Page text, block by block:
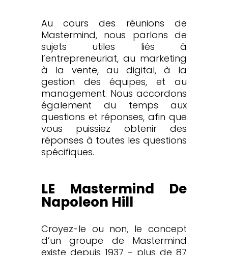
Au cours des réunions de
Mastermind, nous parlons de
sujets utiles liés à
l’entrepreneuriat, au marketing
à la vente, au digital, à la
gestion des équipes, et au
management. Nous accordons
également du temps aux
questions et réponses, afin que
vous puissiez obtenir des
réponses à toutes les questions
spécifiques.
LE Mastermind De
Napoleon Hill
Croyez-le ou non, le concept
d’un groupe de Mastermind
existe depuis 1937 – plus de 87